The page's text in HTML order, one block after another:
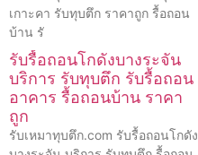
เกาะคา รับทุบตึก ราคาถูก รื้อถอน
บ้าน รั
รับรื้อถอนโกดังบางระจัน
บริการ รับทุบตึก รับรื้อถอน
อาคาร รื้อถอนบ้าน ราคา
ถูก
รับเหมาทุบตึก.com รับรื้อถอนโกดัง